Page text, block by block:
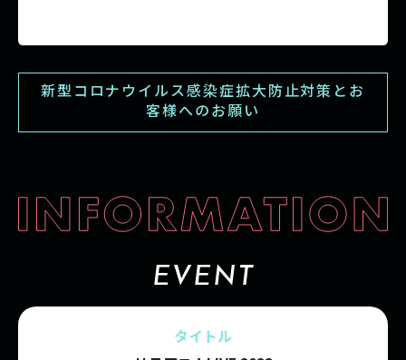
新型コロナウイルス感染症拡大防止対策とお
客様へのお願い
EVENT
タイトル